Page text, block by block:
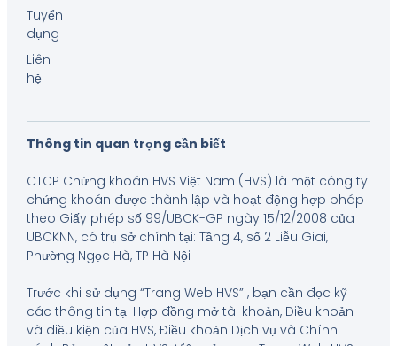
Tuyển
dụng
Liên
hệ
Thông tin quan trọng cần biết
CTCP Chứng khoán HVS Việt Nam (HVS) là một công ty
chứng khoán được thành lập và hoạt động hợp pháp
theo Giấy phép số 99/UBCK-GP ngày 15/12/2008 của
UBCKNN, có trụ sở chính tại: Tầng 4, số 2 Liễu Giai,
Phường Ngọc Hà, TP Hà Nội
Trước khi sử dụng “Trang Web HVS” , bạn cần đọc kỹ
các thông tin tại Hợp đồng mở tài khoản, Điều khoản
và điều kiện của HVS, Điều khoản Dịch vụ và Chính